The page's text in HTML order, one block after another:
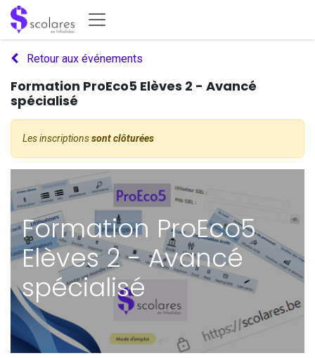
Se rendre au contenu
Retour aux événements
Formation ProEco5 Elèves 2 - Avancé
spécialisé
Les inscriptionssont clôturées
Formation ProEco5
Elèves 2 - Avancé
spécialisé